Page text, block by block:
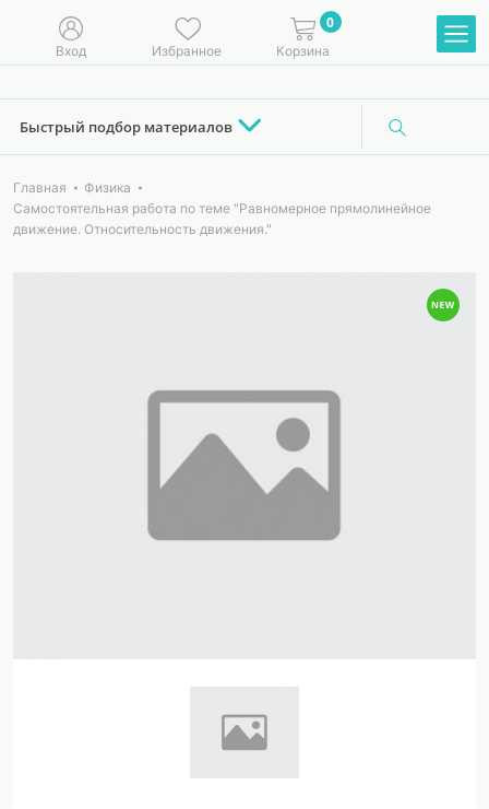
Вход Избранное
0
Корзина
Быстрый подбор материалов
Главная
Физика
Самостоятельная работа по теме "Равномерное прямолинейное
движение. Относительность движения."